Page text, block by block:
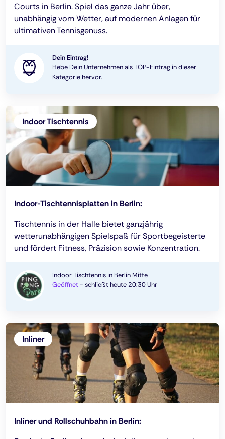
Courts in Berlin. Spiel das ganze Jahr über,
unabhängig vom Wetter, auf modernen Anlagen für
ultimativen Tennisgenuss.
Dein Eintrag!
Hebe Dein Unternehmen als TOP-Eintrag in dieser
Kategorie hervor.
Indoor Tischtennis
Indoor-Tischtennisplatten in Berlin:
Tischtennis in der Halle bietet ganzjährig
wetterunabhängigen Spielspaß für Sportbegeisterte
und fördert Fitness, Präzision sowie Konzentration.
Indoor Tischtennis in Berlin Mitte
Geöffnet- schließt heute 20:30 Uhr
Inliner
Inliner und Rollschuhbahn in Berlin: